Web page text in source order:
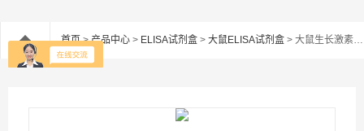
首页>产品中心 > ELISA试剂盒 > 大鼠ELISA试剂盒 > 大鼠生长激素释放肽ghrelin检测试剂盒